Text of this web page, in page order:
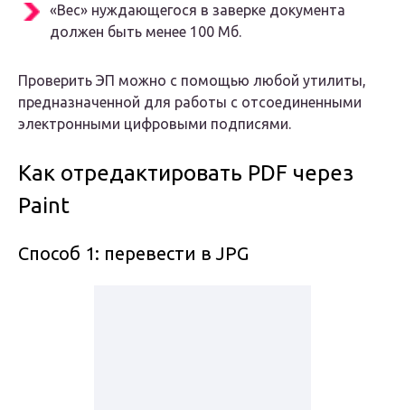
«Вес» нуждающегося в заверке документа
должен быть менее 100 Мб.
Проверить ЭП можно с помощью любой утилиты,
предназначенной для работы с отсоединенными
электронными цифровыми подписями.
Как отредактировать PDF через
Paint
Способ 1: перевести в JPG